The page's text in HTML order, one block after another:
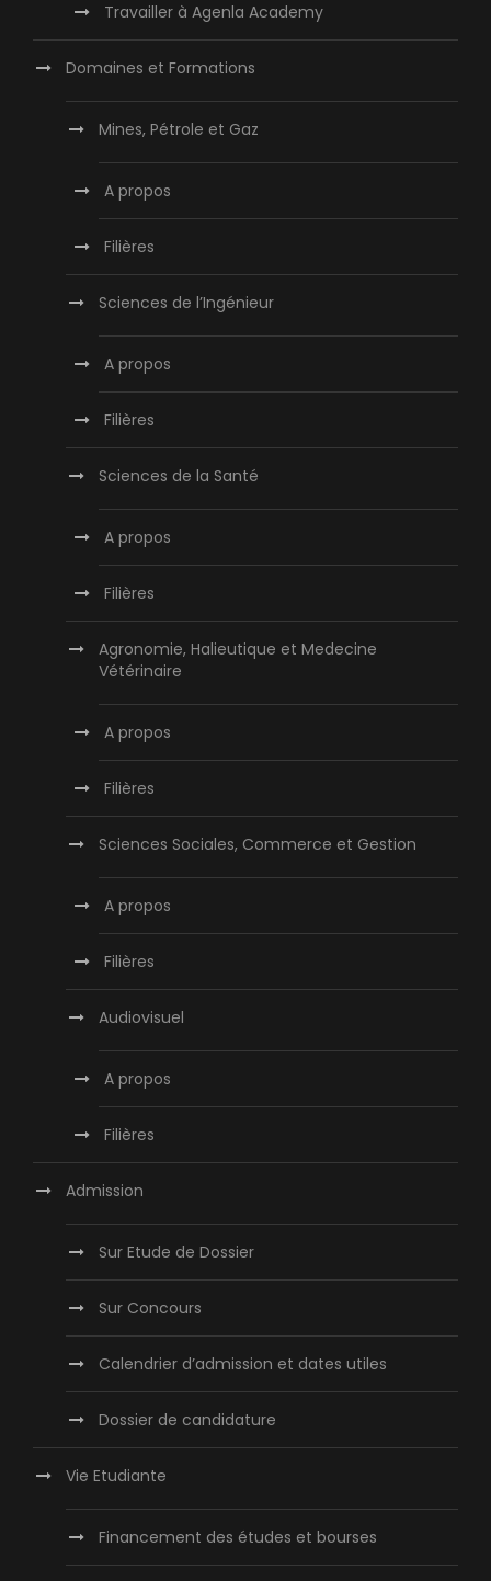
Travailler à Agenla Academy
Domaines et Formations
Mines, Pétrole et Gaz
A propos
Filières
Sciences de l’Ingénieur
A propos
Filières
Sciences de la Santé
A propos
Filières
Agronomie, Halieutique et Medecine
Vétérinaire
A propos
Filières
Sciences Sociales, Commerce et Gestion
A propos
Filières
Audiovisuel
A propos
Filières
Admission
Sur Etude de Dossier
Sur Concours
Calendrier d’admission et dates utiles
Dossier de candidature
Vie Etudiante
Financement des études et bourses